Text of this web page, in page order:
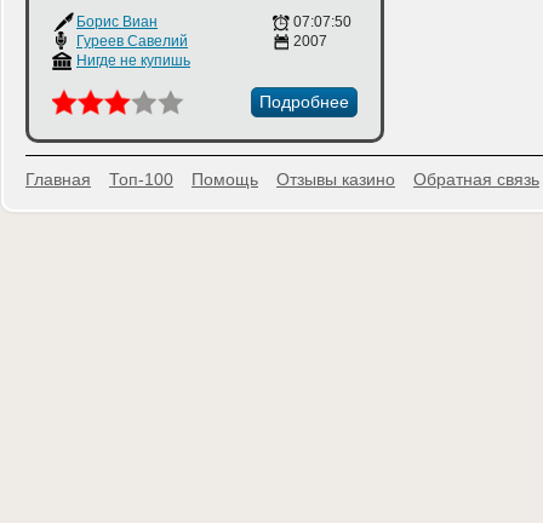
Борис Виан
Гуреев Савелий
Нигде не купишь
07:07:50
2007
Подробнее
Главная Топ-100 Помощь Отзывы казино Обратная связь